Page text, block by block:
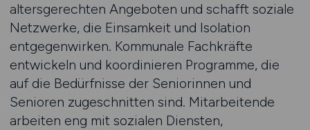
altersgerechten Angeboten und schafft soziale
Netzwerke, die Einsamkeit und Isolation
entgegenwirken. Kommunale Fachkräfte
entwickeln und koordinieren Programme, die
auf die Bedürfnisse der Seniorinnen und
Senioren zugeschnitten sind. Mitarbeitende
arbeiten eng mit sozialen Diensten,